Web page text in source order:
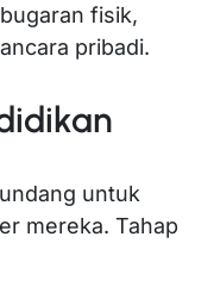
fisik,
pribadi.
untuk
mereka. Tahap